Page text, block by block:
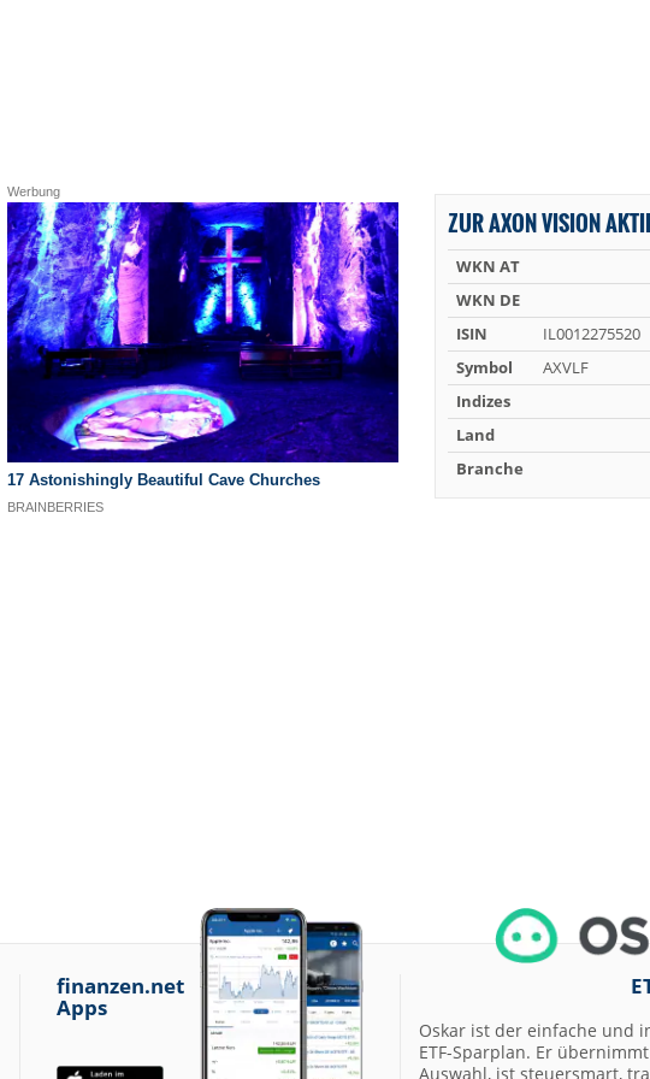
ZUR AXON VISION
WKN AT
WKN DE
ISIN
IL0012275520
Symbol
AXVLF
Indizes
Land
Branche
finanzen.net
Apps
Oskar ist der einfache und
ETF-Sparplan. Er
Auswahl, ist steuersmart,